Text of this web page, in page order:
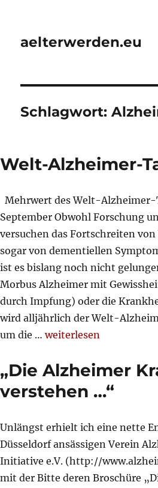
aelterwerden.eu
Schlagwort:
Welt-Alzheimer-
Mehrwert des Welt-Alzheimer-
September Obwohl Forschung
versuchen das Fortschreiten
sogar von dementiellen
ist es bislang noch nicht
Morbus Alzheimer mit
durch Impfung) oder die
wird alljährlich der Welt-
um die …„Welt-Alzheimer-Tag
weiterlesen
„Die Alzheimer
verstehen …“
Unlängst erhielt ich eine nette
Düsseldorf ansässigen Verein
Initiative e.V. (http://
mit der Bitte deren Broschüre